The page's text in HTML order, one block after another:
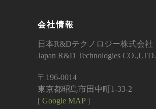
会社情報
日本R&Dテクノロジー株式会社
Japan R&D Technologies CO.,LTD.
〒196-0014
東京都昭島市田中町1-33-2
[ Google MAP]